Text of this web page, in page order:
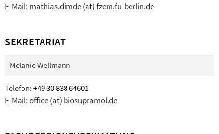
E-Mail: mathias.dimde (at) fzem.fu-berlin.de
SEKRETARIAT
Melanie Wellmann
Telefon:+49 30 838 64601
E-Mail: office (at) biosupramol.de